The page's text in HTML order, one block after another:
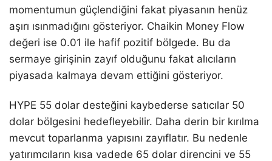
momentumun güçlendiğini fakat piyasanın henüz
aşırı ısınmadığını gösteriyor. Chaikin Money Flow
değeri ise 0.01 ile hafif pozitif bölgede. Bu da
sermaye girişinin zayıf olduğunu fakat alıcıların
piyasada kalmaya devam ettiğini gösteriyor.
HYPE 55 dolar desteğini kaybederse satıcılar 50
dolar bölgesini hedefleyebilir. Daha derin bir kırılma
mevcut toparlanma yapısını zayıflatır. Bu nedenle
yatırımcıların kısa vadede 65 dolar direncini ve 55